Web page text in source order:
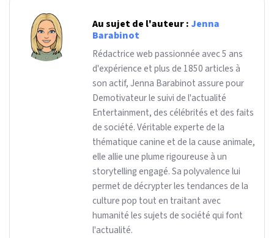
Au sujet de l'auteur : Jenna
Barabinot
Rédactrice web passionnée avec 5 ans
d'expérience et plus de 1850 articles à
son actif, Jenna Barabinot assure pour
Demotivateur le suivi de l'actualité
Entertainment, des célébrités et des faits
de société. Véritable experte de la
thématique canine et de la cause animale,
elle allie une plume rigoureuse à un
storytelling engagé. Sa polyvalence lui
permet de décrypter les tendances de la
culture pop tout en traitant avec
humanité les sujets de société qui font
l'actualité.